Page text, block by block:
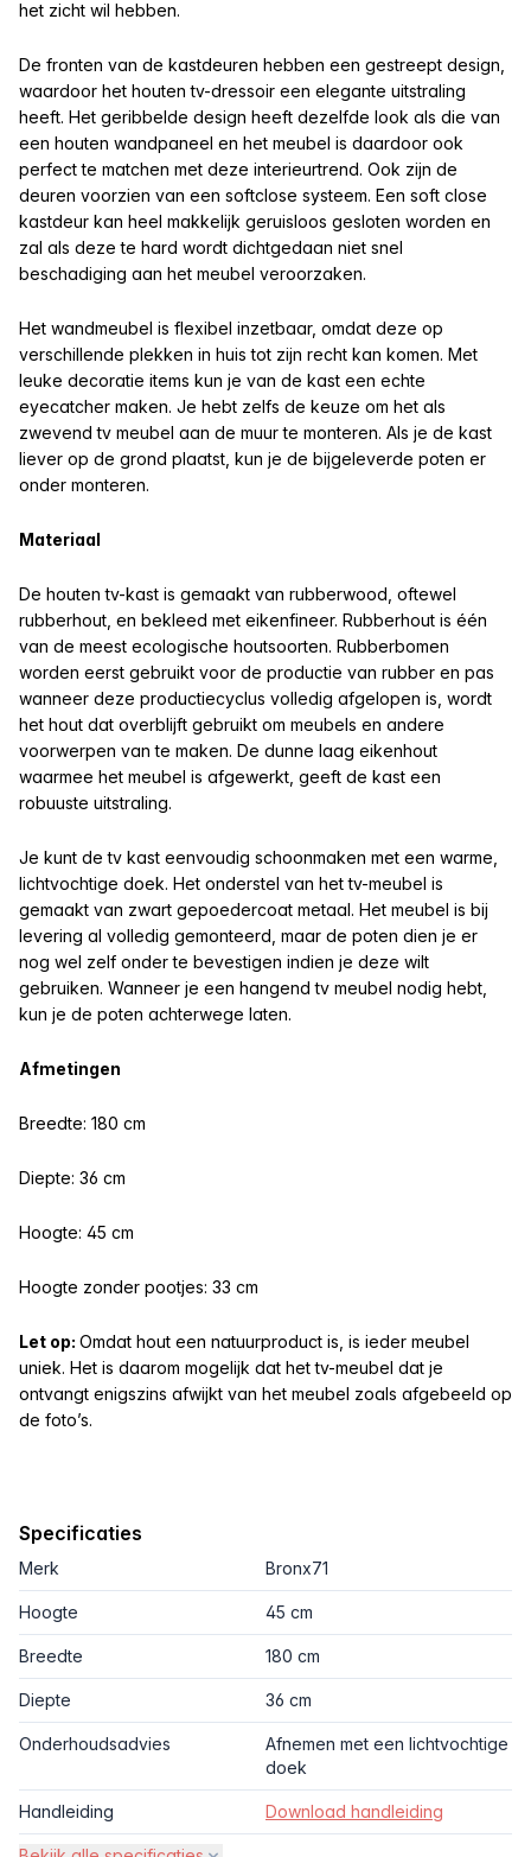
het zicht wil hebben.
De fronten van de kastdeuren hebben een gestreept design,
waardoor het houten tv-dressoir een elegante uitstraling
heeft. Het geribbelde design heeft dezelfde look als die van
een houten wandpaneel en het meubel is daardoor ook
perfect te matchen met deze interieurtrend. Ook zijn de
deuren voorzien van een softclose systeem. Een soft close
kastdeur kan heel makkelijk geruisloos gesloten worden en
zal als deze te hard wordt dichtgedaan niet snel
beschadiging aan het meubel veroorzaken.
Het wandmeubel is flexibel inzetbaar, omdat deze op
verschillende plekken in huis tot zijn recht kan komen. Met
leuke decoratie items kun je van de kast een echte
eyecatcher maken. Je hebt zelfs de keuze om het als
zwevend tv meubel aan de muur te monteren. Als je de kast
liever op de grond plaatst, kun je de bijgeleverde poten er
onder monteren.
Materiaal
De houten tv-kast is gemaakt van rubberwood, oftewel
rubberhout, en bekleed met eikenfineer. Rubberhout is één
van de meest ecologische houtsoorten. Rubberbomen
worden eerst gebruikt voor de productie van rubber en pas
wanneer deze productiecyclus volledig afgelopen is, wordt
het hout dat overblijft gebruikt om meubels en andere
voorwerpen van te maken. De dunne laag eikenhout
waarmee het meubel is afgewerkt, geeft de kast een
robuuste uitstraling.
Je kunt de tv kast eenvoudig schoonmaken met een warme,
lichtvochtige doek. Het onderstel van het tv-meubel is
gemaakt van zwart gepoedercoat metaal. Het meubel is bij
levering al volledig gemonteerd, maar de poten dien je er
nog wel zelf onder te bevestigen indien je deze wilt
gebruiken. Wanneer je een hangend tv meubel nodig hebt,
kun je de poten achterwege laten.
Afmetingen
Breedte: 180 cm
Diepte: 36 cm
Hoogte: 45 cm
Hoogte zonder pootjes: 33 cm
Let op: Omdat hout een natuurproduct is, is ieder meubel
uniek. Het is daarom mogelijk dat het tv-meubel dat je
ontvangt enigszins afwijkt van het meubel zoals afgebeeld op
de foto’s.
Specificaties
Merk Bronx71
Hoogte 45 cm
Breedte 180 cm
Diepte 36 cm
Onderhoudsadvies
Afnemen met een lichtvochtige
doek
Handleiding Download handleiding